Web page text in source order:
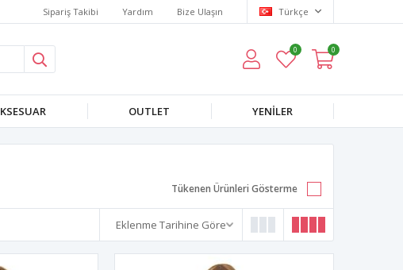
Sipariş Takibi Yardım Bize Ulaşın Türkçe
0 0
OUTLET YENILER
Tükenen Ürünleri Gösterme